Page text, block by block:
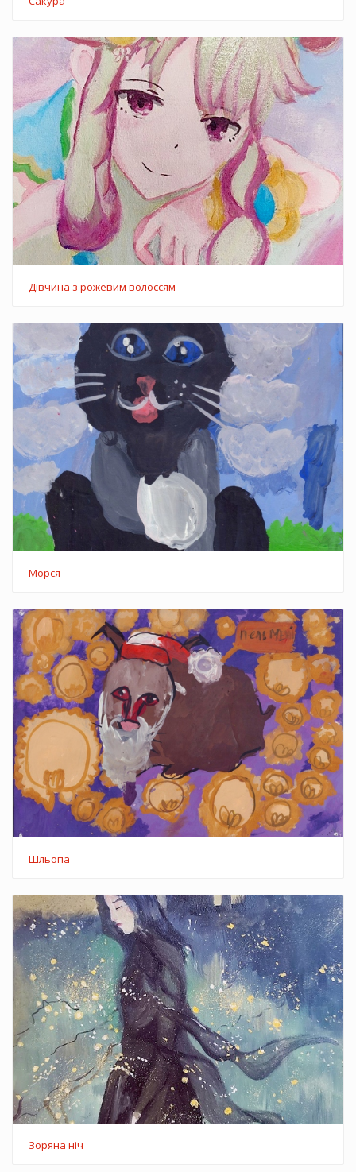
Дівчина з рожевим волоссям
Морся
Шльопа
Зоряна ніч